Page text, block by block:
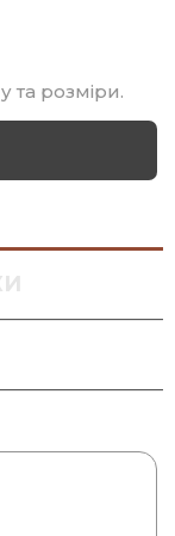
та розміри.